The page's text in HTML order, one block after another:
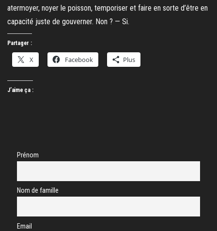
atermoyer, noyer le poisson, temporiser et faire en sorte d’être en
capacité juste de gouverner. Non ? — Si.
Partager :
X Facebook Plus
J’aime ça :
Prénom
Nom de famille
Email